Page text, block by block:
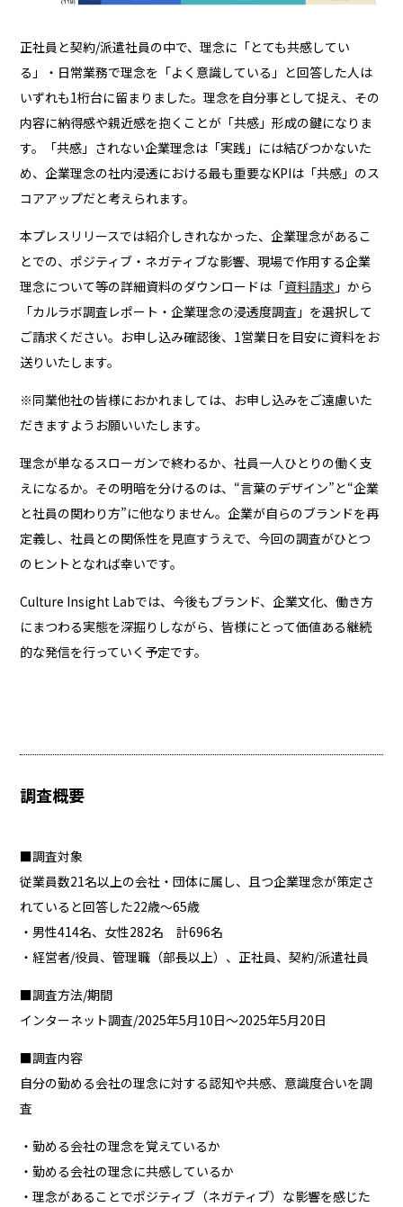
正社員と契約/派遣社員の中で、理念に「とても共感してい
る」・日常業務で理念を「よく意識している」と回答した人は
いずれも1桁台に留まりました。理念を自分事として捉え、その
内容に納得感や親近感を抱くことが「共感」形成の鍵になりま
す。「共感」されない企業理念は「実践」には結びつかないた
め、企業理念の社内浸透における最も重要なKPIは「共感」のス
コアアップだと考えられます。
本プレスリリースでは紹介しきれなかった、企業理念があるこ
とでの、ポジティブ・ネガティブな影響、現場で作用する企業
理念について等の詳細資料のダウンロードは「資料請求 」から
「カルラボ調査レポート・企業理念の浸透度調査」を選択して
ご請求ください。お申し込み確認後、1営業日を目安に資料をお
送りいたします。
※同業他社の皆様におかれましては、お申し込みをご遠慮いた
だきますようお願いいたします。
理念が単なるスローガンで終わるか、社員一人ひとりの働く支
えになるか。その明暗を分けるのは、“言葉のデザイン”と“企業
と社員の関わり方”に他なりません。企業が自らのブランドを再
定義し、社員との関係性を見直すうえで、今回の調査がひとつ
のヒントとなれば幸いです。
Culture Insight Labでは、今後もブランド、企業文化、働き方
にまつわる実態を深掘りしながら、皆様にとって価値ある継続
的な発信を行っていく予定です。
調査概要
■調査対象
従業員数21名以上の会社・団体に属し、且つ企業理念が策定さ
れていると回答した22歳〜65歳
・男性414名、女性282名 計696名
・経営者/役員、管理職（部長以上）、正社員、契約/派遣社員
■調査方法/期間
インターネット調査/2025年5月10日〜2025年5月20日
■調査内容
自分の勤める会社の理念に対する認知や共感、意識度合いを調
査
・勤める会社の理念を覚えているか
・勤める会社の理念に共感しているか
・理念があることでポジティブ（ネガティブ）な影響を感じた